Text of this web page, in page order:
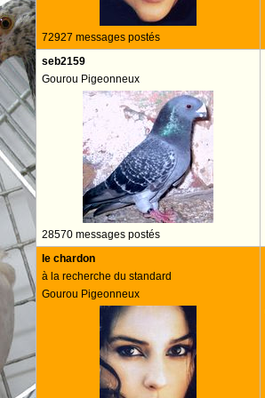
72927 messages postés
seb2159
Gourou Pigeonneux
28570 messages postés
le chardon
à la recherche du standard
Gourou Pigeonneux